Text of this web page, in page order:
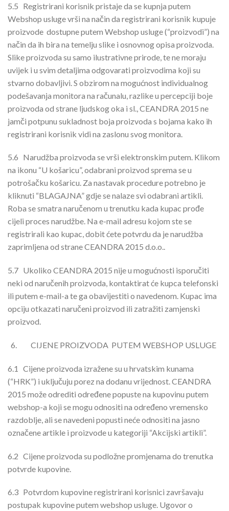
5.5 Registrirani korisnik pristaje da se kupnja putem
Webshop usluge vrši na način da registrirani korisnik kupuje
proizvode dostupne putem Webshop usluge (“proizvodi”) na
način da ih bira na temelju slike i osnovnog opisa proizvoda.
Slike proizvoda su samo ilustrativne prirode, te ne moraju
uvijek i u svim detaljima odgovarati proizvodima koji su
stvarno dobavljivi. S obzirom na mogućnost individualnog
podešavanja monitora na računalu, razlike u percepciji boje
proizvoda od strane ljudskog oka i sl., CEANDRA 2015 ne
jamči potpunu sukladnost boja proizvoda s bojama kako ih
registrirani korisnik vidi na zaslonu svog monitora.
5.6 Narudžba proizvoda se vrši elektronskim putem. Klikom
na ikonu “U košaricu”, odabrani proizvod sprema se u
potrošačku košaricu. Za nastavak procedure potrebno je
kliknuti “BLAGAJNA” gdje se nalaze svi odabrani artikli.
Roba se smatra naručenom u trenutku kada kupac prođe
cijeli proces narudžbe. Na e-mail adresu kojom ste se
registrirali kao kupac, dobit ćete potvrdu da je narudžba
zaprimljena od strane CEANDRA 2015 d.o.o..
5.7 Ukoliko CEANDRA 2015 nije u mogućnosti isporučiti
neki od naručenih proizvoda, kontaktirat će kupca telefonski
ili putem e-mail-a te ga obavijestiti o navedenom. Kupac ima
opciju otkazati naručeni proizvod ili zatražiti zamjenski
proizvod.
CIJENE PROIZVODA PUTEM WEBSHOP USLUGE
6.1 Cijene proizvoda izražene su u hrvatskim kunama
(“HRK”) i uključuju porez na dodanu vrijednost. CEANDRA
2015 može odrediti određene popuste na kupovinu putem
webshop-a koji se mogu odnositi na određeno vremensko
razdoblje, ali se navedeni popusti neće odnositi na jasno
označene artikle i proizvode u kategoriji “Akcijski artikli”.
6.2 Cijene proizvoda su podložne promjenama do trenutka
potvrde kupovine.
6.3 Potvrdom kupovine registrirani korisnici završavaju
postupak kupovine putem webshop usluge. Ugovor o